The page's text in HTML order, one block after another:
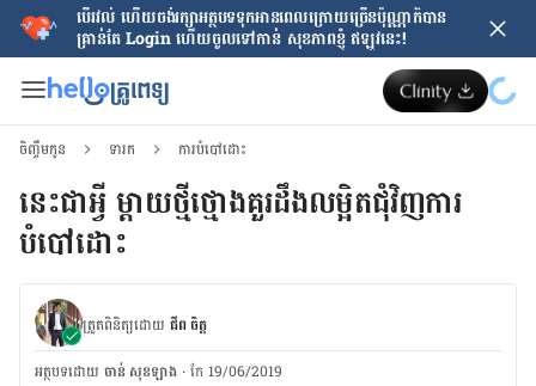
បើរវល់ ហើយចង់​រក្សាអត្ថបទទុកអានពេលក្រោយ​ច្រើនប៉ុណ្ណាក៏បាន
គ្រាន់តែ​ Login ហើយចូលទៅកាន់ សុខភាពខ្ញុំ ឥឡូវនេះ!
ចិញ្ចឹមកូន ទារក ការបំបៅដោះ
នេះជាអ្វី ម្ដាយថ្មីថ្មោង​គួរ​ដឹងលម្អិតជុំវិញ​ការ​
បំបៅដោះ
ត្រួតពិនិត្យដោយ ជីព ចិត្ត
អត្ថបទ​ដោយ ចាន់ សុខឡាង ·កែ 19/06/2019